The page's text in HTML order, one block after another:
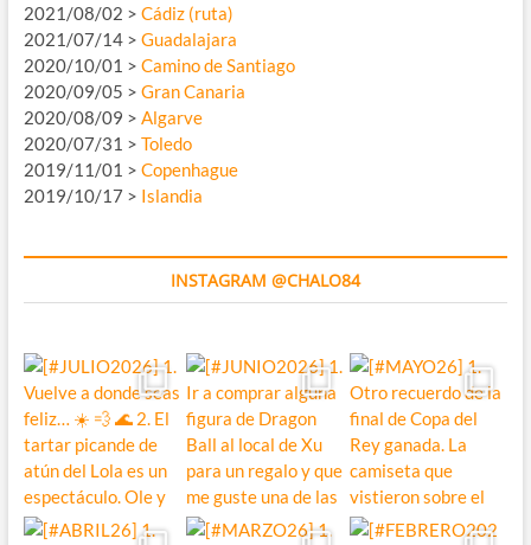
2021/08/02 > Cádiz (ruta)
2021/07/14 > Guadalajara
2020/10/01 > Camino de Santiago
2020/09/05 > Gran Canaria
2020/08/09 > Algarve
2020/07/31 > Toledo
2019/11/01 > Copenhague
2019/10/17 > Islandia
INSTAGRAM @CHALO84